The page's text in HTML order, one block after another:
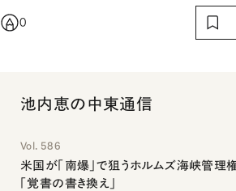
0
池内恵の中東通信
Vol. 586
米国が「南爆」で狙うホルムズ海峡管理
「覚書の書き換え」